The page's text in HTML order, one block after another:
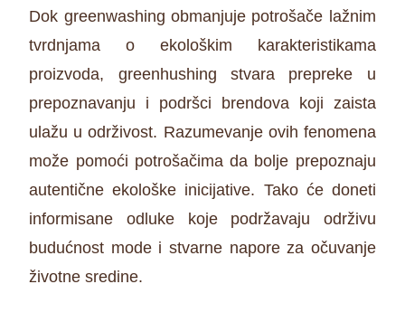
Dok greenwashing obmanjuje potrošače lažnim
tvrdnjama o ekološkim karakteristikama
proizvoda, greenhushing stvara prepreke u
prepoznavanju i podršci brendova koji zaista
ulažu u održivost. Razumevanje ovih fenomena
može pomoći potrošačima da bolje prepoznaju
autentične ekološke inicijative. Tako će doneti
informisane odluke koje podržavaju održivu
budućnost mode i stvarne napore za očuvanje
životne sredine.